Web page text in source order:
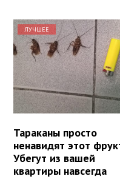
ЛУЧШЕЕ
Тараканы просто
ненавидят этот
Убегут из вашей
квартиры навсегда